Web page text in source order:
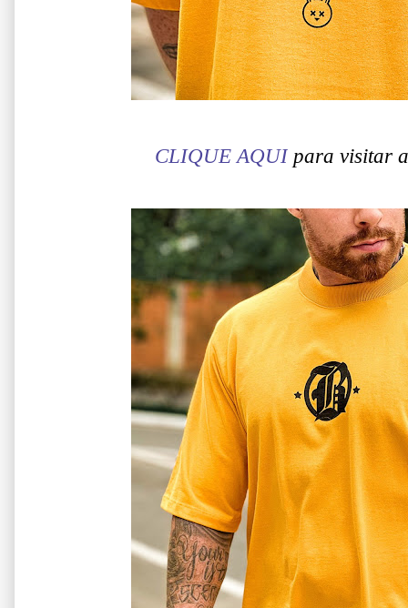
CLIQUE AQUI para visitar